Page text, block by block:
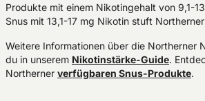
Produkte mit einem Nikotingehalt von 9,1-
Snus mit 13,1-17 mg Nikotin stuft
Weitere Informationen über die Northerner
du in unserem Nikotinstärke-Guide.
Northerner verfügbaren Snus-Produkte.